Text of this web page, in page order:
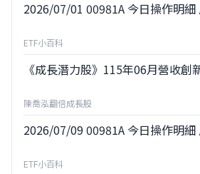
2026/07/01 00981A 今日操作明
ETF小百科
《成長潛力股》115年06月營收創
陳喬泓翻倍成長股
2026/07/09 00981A 今日操作明
ETF小百科